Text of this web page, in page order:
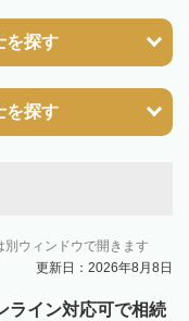
を探す
を探す
ウィンドウで開きます
更新日：2026年8月8日
ライン対応可で相続